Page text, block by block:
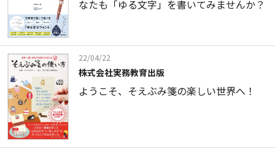
なたも「ゆる文字」を書いてみませんか？
22/04/22
株式会社実務教育出版
ようこそ、そえぶみ箋の楽しい世界へ！